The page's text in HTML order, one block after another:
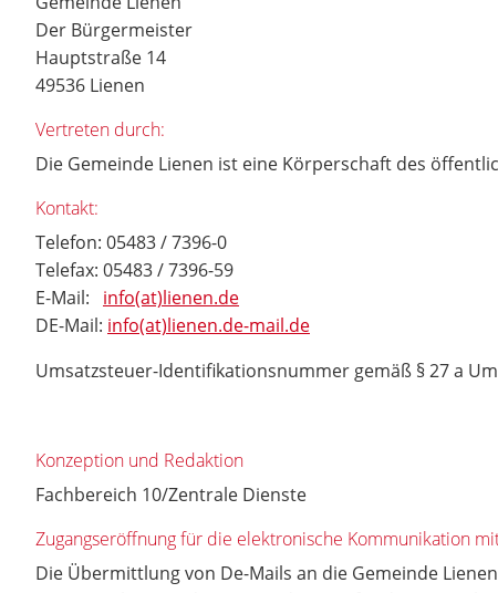
Der Bürgermeister
Hauptstraße 14
49536 Lienen
Vertreten durch:
Die Gemeinde Lienen ist eine Körperschaft des
Kontakt:
Telefon: 05483 / 7396-0
Telefax: 05483 / 7396-59
E-Mail: info(at)lienen.de
DE-Mail: info(at)lienen.de-mail.de
Umsatzsteuer-Identifikationsnummer gemäß § 27 a
Konzeption und Redaktion
Fachbereich 10/Zentrale Dienste
Zugangseröffnung für die elektronische Kommunikation
Die Übermittlung von De-Mails an die Gemeinde